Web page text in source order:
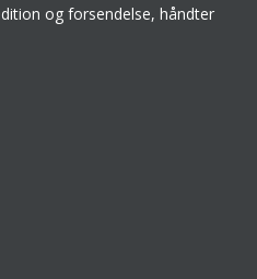
og forsendelse, håndter